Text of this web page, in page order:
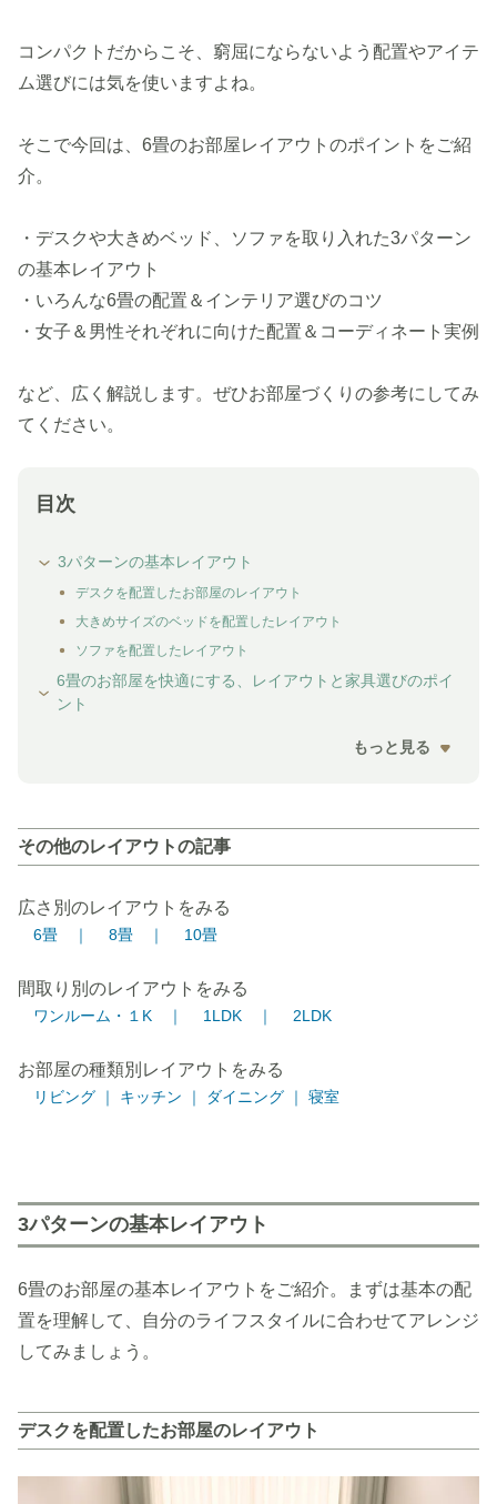
コンパクトだからこそ、窮屈にならないよう配置やアイテ
ム選びには気を使いますよね。
そこで今回は、6畳のお部屋レイアウトのポイントをご紹
介。
・デスクや大きめベッド、ソファを取り入れた3パターン
の基本レイアウト
・いろんな6畳の配置＆インテリア選びのコツ
・女子＆男性それぞれに向けた配置＆コーディネート実例
など、広く解説します。ぜひお部屋づくりの参考にしてみ
てください。
目次
3パターンの基本レイアウト
デスクを配置したお部屋のレイアウト
大きめサイズのベッドを配置したレイアウト
ソファを配置したレイアウト
6畳のお部屋を快適にする、レイアウトと家具選びのポイ
ント
もっと見る
その他のレイアウトの記事
広さ別のレイアウトをみる
6畳 ｜ 8畳 ｜ 10畳
間取り別のレイアウトをみる
ワンルーム・１K ｜ 1LDK ｜ 2LDK
お部屋の種類別レイアウトをみる
リビング ｜ キッチン ｜ ダイニング ｜ 寝室
3パターンの基本レイアウト
6畳のお部屋の基本レイアウトをご紹介。まずは基本の配
置を理解して、自分のライフスタイルに合わせてアレンジ
してみましょう。
デスクを配置したお部屋のレイアウト